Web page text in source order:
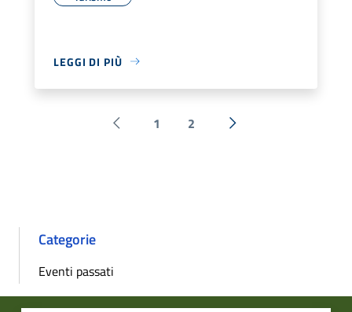
LEGGI DI PIÙ
Pagina precedente
1 2
Successiva »
Categorie
Eventi passati